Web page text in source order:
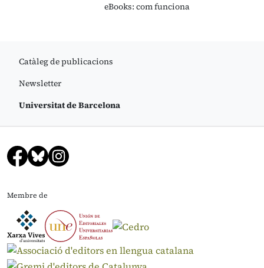
eBooks: com funciona
Catàleg de publicacions
Newsletter
Universitat de Barcelona
Membre de